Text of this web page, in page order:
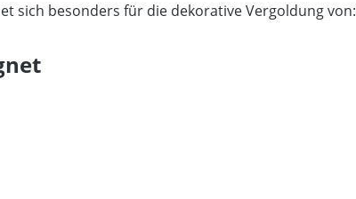
sich besonders für die dekorative Vergoldung von: